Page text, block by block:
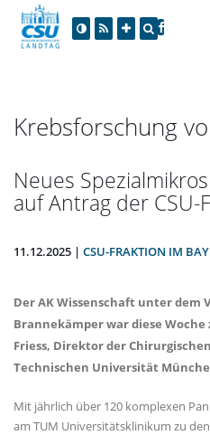
Krebsforschung
Neues
auf Antrag der CSU-
11.12.2025 | CSU-FRAKTION IM
Der AK Wissenschaft unter dem
Brannekämper war diese
Friess, Direktor der
Technischen Universität
Mit jährlich über 120 komplexen
am TUM Universitätsklinikum zu